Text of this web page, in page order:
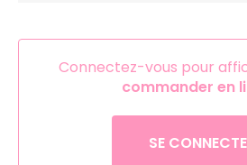
Connectez-vous pour
commander en
SE